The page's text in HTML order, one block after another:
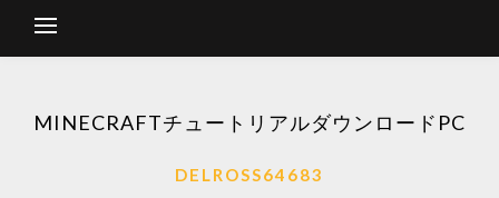
MINECRAFTチュートリアルダウンロードPC
DELROSS64683